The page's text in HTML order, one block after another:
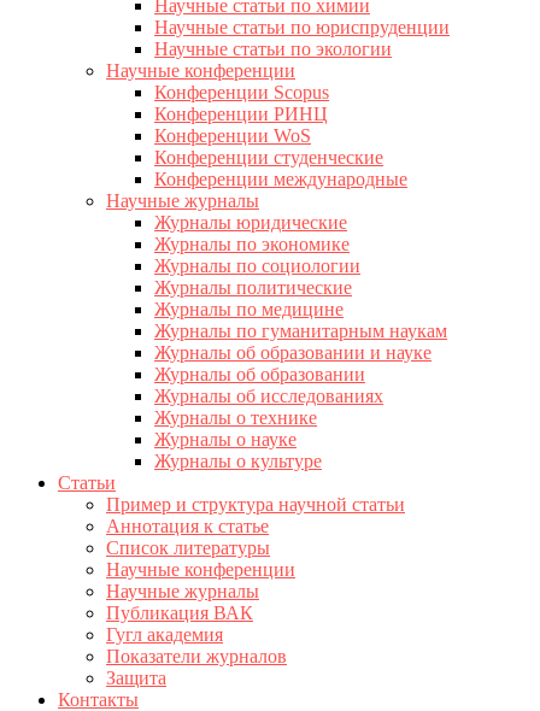
Научные статьи по химии
Научные статьи по юриспруденции
Научные статьи по экологии
Научные конференции
Конференции Scopus
Конференции РИНЦ
Конференции WoS
Конференции студенческие
Конференции международные
Научные журналы
Журналы юридические
Журналы по экономике
Журналы по социологии
Журналы политические
Журналы по медицине
Журналы по гуманитарным наукам
Журналы об образовании и науке
Журналы об образовании
Журналы об исследованиях
Журналы о технике
Журналы о науке
Журналы о культуре
Статьи
Пример и структура научной статьи
Аннотация к статье
Список литературы
Научные конференции
Научные журналы
Публикация ВАК
Гугл академия
Показатели журналов
Защита
Контакты